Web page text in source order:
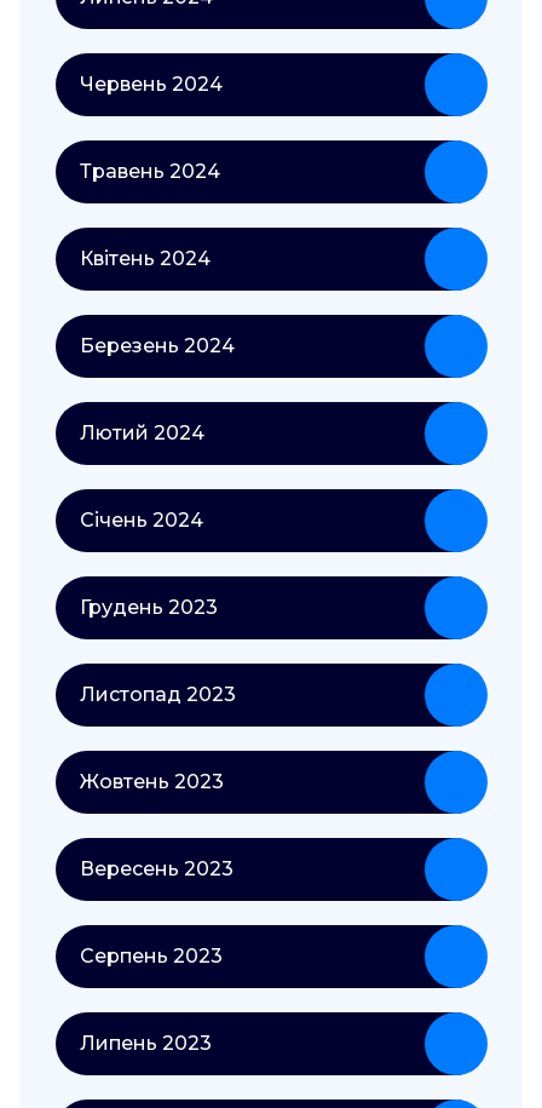
Червень 2024
Травень 2024
Квітень 2024
Березень 2024
Лютий 2024
Січень 2024
Грудень 2023
Листопад 2023
Жовтень 2023
Вересень 2023
Серпень 2023
Липень 2023